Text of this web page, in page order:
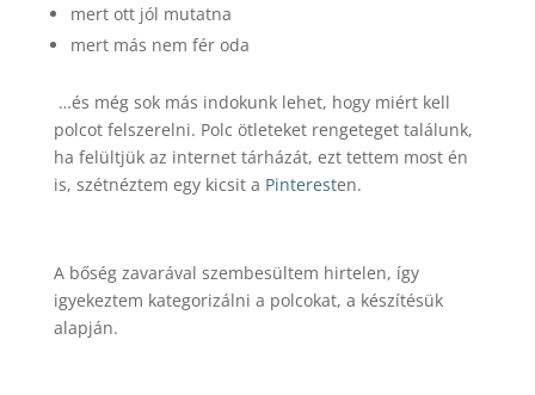
mert ott jól mutatna
mert más nem fér oda
…és még sok más indokunk lehet, hogy miért kell
polcot felszerelni. Polc ötleteket rengeteget találunk,
ha felültjük az internet tárházát, ezt tettem most én
is, szétnéztem egy kicsit a Pinteresten.
A bőség zavarával szembesültem hirtelen, így
igyekeztem kategorizálni a polcokat, a készítésük
alapján.